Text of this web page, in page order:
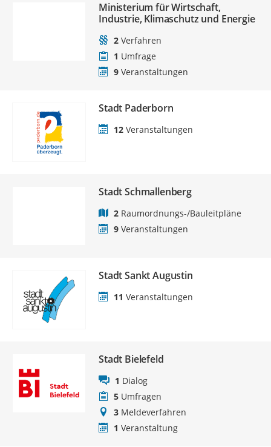
Ministerium für Wirtschaft,
Industrie, Klimaschutz und Energie
2 Verfahren
1 Umfrage
9 Veranstaltungen
Stadt Paderborn
12 Veranstaltungen
Stadt Schmallenberg
2 Raumordnungs-/Bauleitpläne
9 Veranstaltungen
Stadt Sankt Augustin
11 Veranstaltungen
Stadt Bielefeld
1 Dialog
5 Umfragen
3 Meldeverfahren
1 Veranstaltung